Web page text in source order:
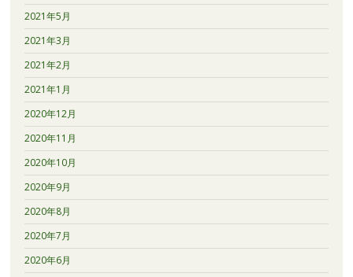
2021年5月
2021年3月
2021年2月
2021年1月
2020年12月
2020年11月
2020年10月
2020年9月
2020年8月
2020年7月
2020年6月